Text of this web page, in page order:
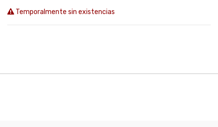
Temporalmente sin existencias